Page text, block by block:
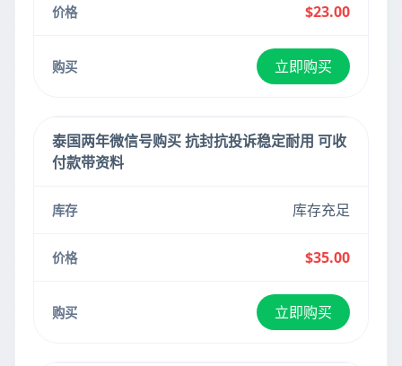
$23.00
立即购买
泰国两年微信号购买 抗封抗投诉稳定耐用 可收
付款带资料
库存充足
$35.00
立即购买